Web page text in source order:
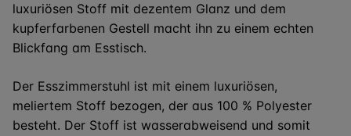
luxuriösen Stoff mit dezentem Glanz und dem
kupferfarbenen Gestell macht ihn zu einem echten
Blickfang am Esstisch.
Der Esszimmerstuhl ist mit einem luxuriösen,
meliertem Stoff bezogen, der aus 100 % Polyester
besteht. Der Stoff ist wasserabweisend und somit